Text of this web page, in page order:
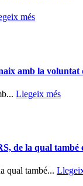
més
amb la voluntat
Llegeix més
de la qual també
qual també...